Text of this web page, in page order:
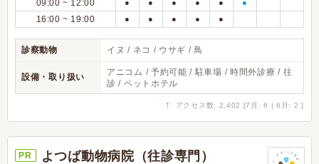
09:00 ~ 12:00
● ● ● ● ● ●
16:00 ~ 19:00 ● ● ● ● ●
診察動物 イヌ / ネコ / ウサギ / 鳥
設備・取り扱い
アニコム / 予約可能 / 駐車場 / 時間外診療 / 往
診 / ペットホテル
↑ アクセス数: 2,402 [7月: 6 | 6月: 2 ]
PR よつば動物病院（往診専門）